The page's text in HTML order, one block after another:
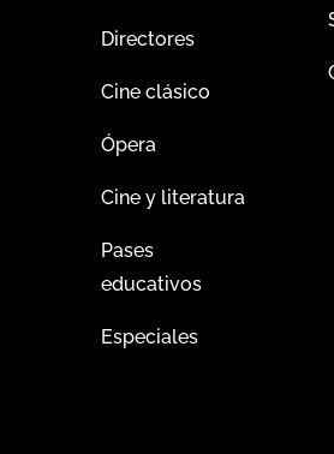
Directores
Cine clásico
Ópera
Cine y literatura
Pases
educativos
Especiales